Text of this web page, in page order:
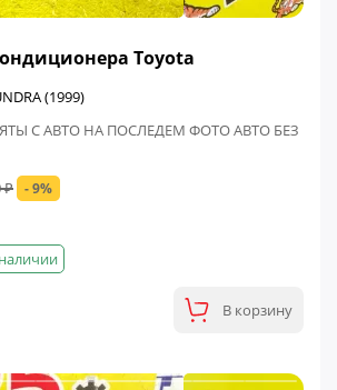
Toyota
(1999)
С АВТО НА ПОСЛЕДЕМ ФОТО АВТО БЕЗ
₽ - 9%
В корзину